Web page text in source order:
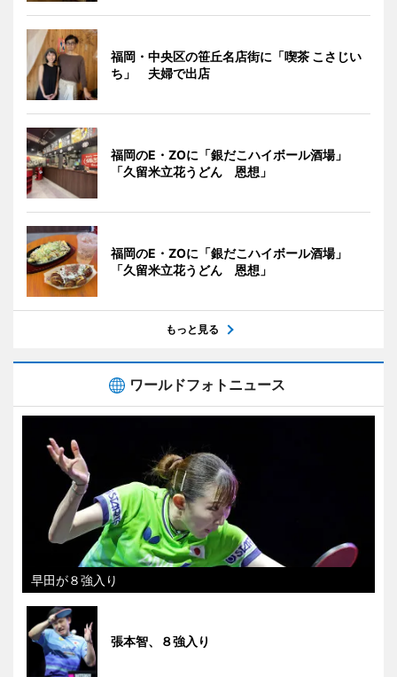
福岡・中央区の笹丘名店街に「喫茶 こさじい
ち」 夫婦で出店
福岡のE・ZOに「銀だこハイボール酒場」
「久留米立花うどん 恩想」
福岡のE・ZOに「銀だこハイボール酒場」
「久留米立花うどん 恩想」
もっと見る
ワールドフォトニュース
早田が８強入り
張本智、８強入り